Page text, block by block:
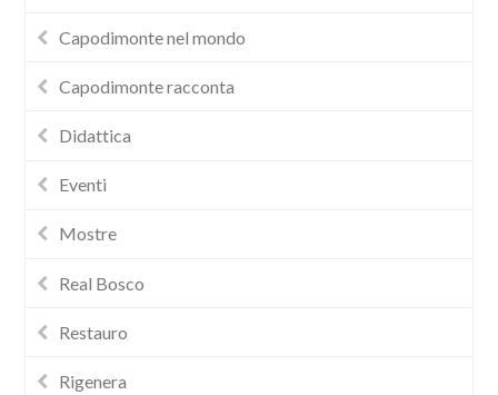
Capodimonte nel mondo
Capodimonte racconta
Didattica
Eventi
Mostre
Real Bosco
Restauro
Rigenera